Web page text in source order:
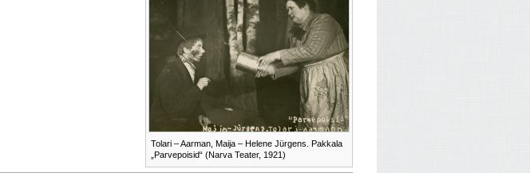
Tolari – Aarman, Maija – Helene Jürgens. Pakkala
„Parvepoisid“ (Narva Teater, 1921)